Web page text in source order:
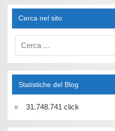
Cerca nel sito
Statistiche del Blog
31.748.741 click